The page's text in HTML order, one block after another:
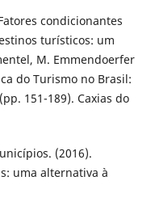
condicionantes
turísticos: um
M. Emmendoerfer
do Turismo no Brasil:
151-189). Caxias do
(2016).
uma alternativa à